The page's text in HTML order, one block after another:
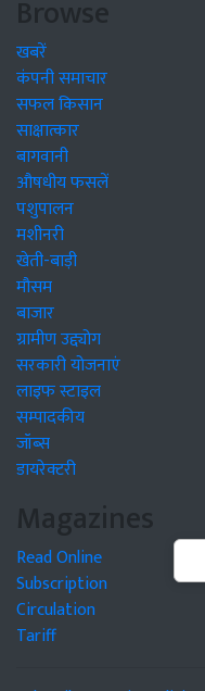
Browse
खबरें
कंपनी समाचार
सफल किसान
साक्षात्कार
बागवानी
औषधीय फसलें
पशुपालन
मशीनरी
खेती-बाड़ी
मौसम
बाजार
ग्रामीण उद्द्योग
सरकारी योजनाएं
लाइफ स्टाइल
सम्पादकीय
जॉब्स
डायरेक्टरी
Magazines
Read Online
Subscription
Circulation
Tariff